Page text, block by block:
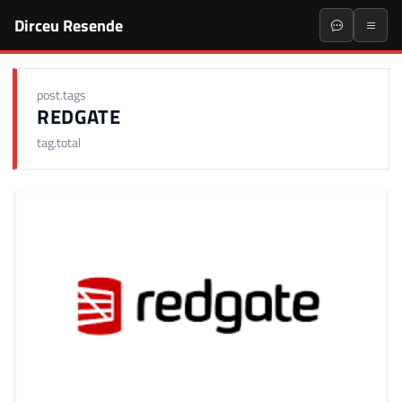
Dirceu Resende
post.tags
REDGATE
tag.total